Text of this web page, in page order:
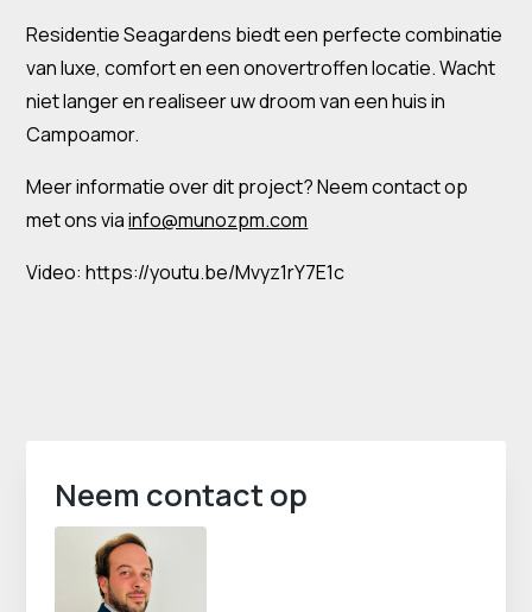
Residentie Seagardens biedt een perfecte combinatie
van luxe, comfort en een onovertroffen locatie. Wacht
niet langer en realiseer uw droom van een huis in
Campoamor.
Meer informatie over dit project? Neem contact op
met ons viainfo@munozpm.com
Video: https://youtu.be/Mvyz1rY7E1c
Neem contact op